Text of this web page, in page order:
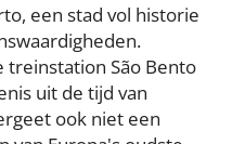
een stad vol historie
São Bento
uit de tijd van
ook niet een